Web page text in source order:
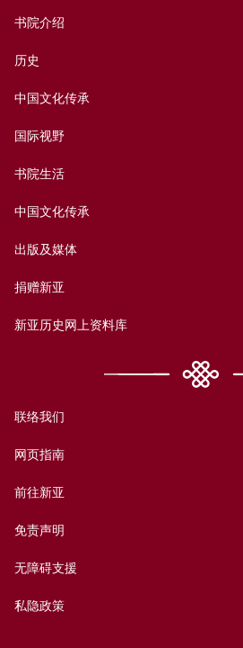
书院介绍
历史
中国文化传承
国际视野
书院生活
中国文化传承
出版及媒体
捐赠新亚
新亚历史网上资料库
联络我们
网页指南
前往新亚
免责声明
无障碍支援
私隐政策